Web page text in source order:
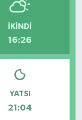
İKINDI
16:26
YATSI
21:04